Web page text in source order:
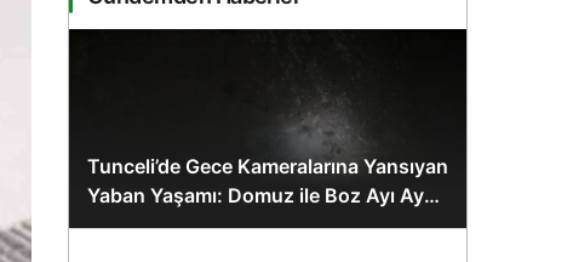
Tunceli’de Gece Kameralarına Yansıyan
Yaban Yaşamı: Domuz ile Boz Ayı Aynı
Karede